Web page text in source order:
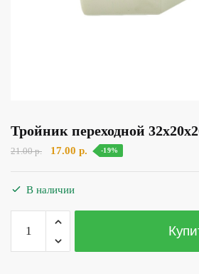
Тройник переходной
21.00р.
Первоначальная
17.00 р. Текущая
-19%
В наличии
Количество
товара
Тройник